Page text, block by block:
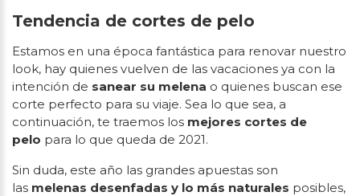
Tendencia de cortes de pelo
Estamos en una época fantástica para renovar nuestro
look, hay quienes vuelven de las vacaciones ya con la
intención de sanear su melena o quienes buscan ese
corte perfecto para su viaje. Sea lo que sea, a
continuación, te traemos los mejores cortes de
pelo para lo que queda de 2021.
Sin duda, este año las grandes apuestas son
las melenas desenfadas y lo más naturales posibles,